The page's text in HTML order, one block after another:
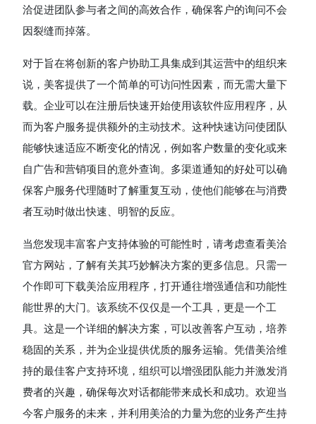
洽促进团队参与者之间的高效合作，确保客户的询问不会
因裂缝而掉落。
对于旨在将创新的客户协助工具集成到其运营中的组织来
说，美客提供了一个简单的可访问性因素，而无需大量下
载。企业可以在注册后快速开始使用该软件应用程序，从
而为客户服务提供额外的主动技术。这种快速访问使团队
能够快速适应不断变化的情况，例如客户数量的变化或来
自广告和营销项目的意外查询。多渠道通知的好处可以确
保客户服务代理随时了解重复互动，使他们能够在与消费
者互动时做出快速、明智的反应。
当您发现丰富客户支持体验的可能性时，请考虑查看美洽
官方网站，了解有关其巧妙解决方案的更多信息。只需一
个作即可下载美洽应用程序，打开通往增强通信和功能性
能世界的大门。该系统不仅仅是一个工具，更是一个工
具。这是一个详细的解决方案，可以改善客户互动，培养
稳固的关系，并为企业提供优质的服务运输。凭借美洽维
持的最佳客户支持环境，组织可以增强团队能力并激发消
费者的兴趣，确保每次对话都能带来成长和成功。欢迎当
今客户服务的未来，并利用美洽的力量为您的业务产生持